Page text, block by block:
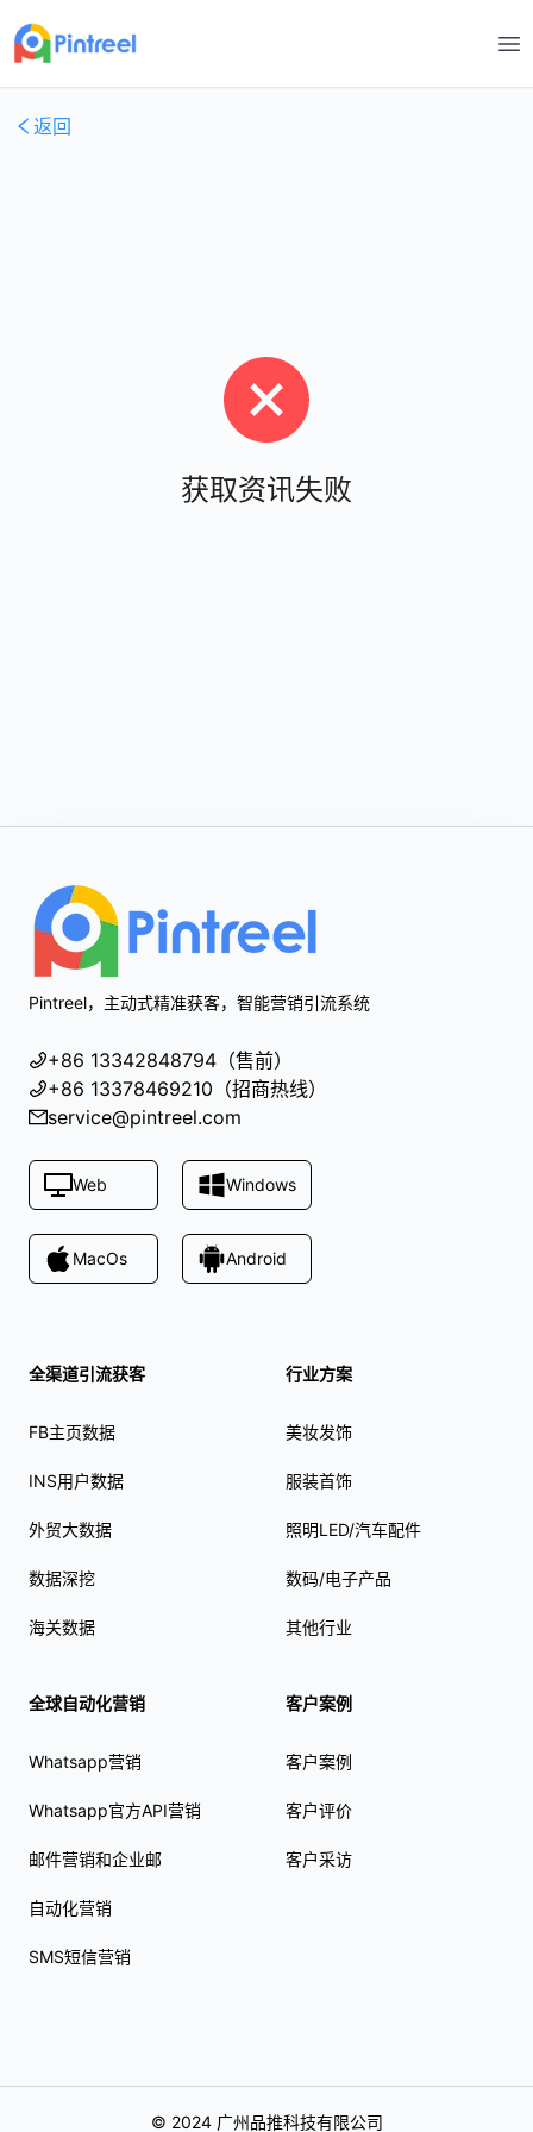
打
返回
获取资讯失败
Pintreel，主动式精准获客，智能营销引流系统
+86 13342848794（售前）
+86 13378469210（招商热线）
service@pintreel.com
Web Windows
MacOs Android
全渠道引流获客
FB主页数据
INS用户数据
外贸大数据
数据深挖
海关数据
全球自动化营销
Whatsapp营销
Whatsapp官方API营销
邮件营销和企业邮
自动化营销
SMS短信营销
行业方案
美妆发饰
服装首饰
照明LED/汽车配件
数码/电子产品
其他行业
客户案例
客户案例
客户评价
客户采访
© 2024 广州品推科技有限公司